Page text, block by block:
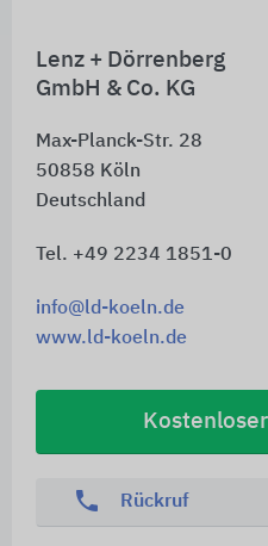
Lenz + Dörrenberg
GmbH & Co. KG
Max-Planck-Str. 28
50858 Köln
Deutschland
Tel. +49 2234 1851-0
info@ld-koeln.de
www.ld-koeln.de
phone Rückruf